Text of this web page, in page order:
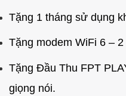
Tặng 1 tháng sử dụng
Tặng modem WiFi 6 –
Tặng Đầu Thu FPT
giọng nói.